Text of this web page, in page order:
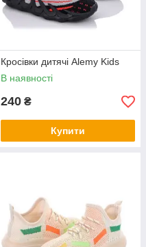
Кросівки дитячі Alemy Kids
В наявності
240 ₴
Купити